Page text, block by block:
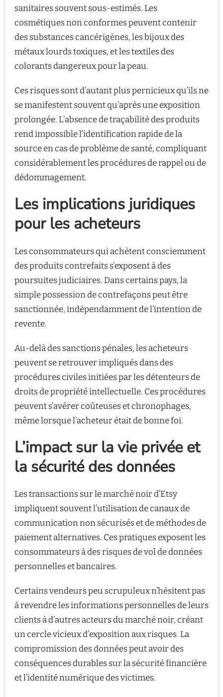
sanitaires souvent sous-estimés. Les
cosmétiques non conformes peuvent contenir
des substances cancérigènes, les bijoux des
métaux lourds toxiques, et les textiles des
colorants dangereux pour la peau.
Ces risques sont d’autant plus pernicieux qu’ils ne
se manifestent souvent qu’après une exposition
prolongée. L’absence de traçabilité des produits
rend impossible l’identification rapide de la
source en cas de problème de santé, compliquant
considérablement les procédures de rappel ou de
dédommagement.
Les implications juridiques
pour les acheteurs
Les consommateurs qui achètent consciemment
des produits contrefaits s’exposent à des
poursuites judiciaires. Dans certains pays, la
simple possession de contrefaçons peut être
sanctionnée, indépendamment de l’intention de
revente.
Au-delà des sanctions pénales, les acheteurs
peuvent se retrouver impliqués dans des
procédures civiles initiées par les détenteurs de
droits de propriété intellectuelle. Ces procédures
peuvent s’avérer coûteuses et chronophages,
même lorsque l’acheteur était de bonne foi.
L’impact sur la vie privée et
la sécurité des données
Les transactions sur le marché noir d’Etsy
impliquent souvent l’utilisation de canaux de
communication non sécurisés et de méthodes de
paiement alternatives. Ces pratiques exposent les
consommateurs à des risques de vol de données
personnelles et bancaires.
Certains vendeurs peu scrupuleux n’hésitent pas
à revendre les informations personnelles de leurs
clients à d’autres acteurs du marché noir, créant
un cercle vicieux d’exposition aux risques. La
compromission des données peut avoir des
conséquences durables sur la sécurité financière
et l’identité numérique des victimes.